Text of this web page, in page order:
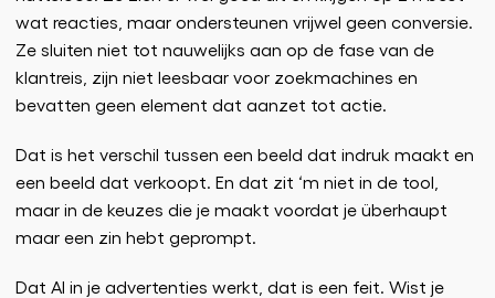
wat reacties, maar ondersteunen vrijwel geen conversie.
Ze sluiten niet tot nauwelijks aan op de fase van de
klantreis, zijn niet leesbaar voor zoekmachines en
bevatten geen element dat aanzet tot actie.
Dat is het verschil tussen een beeld dat indruk maakt en
een beeld dat verkoopt. En dat zit ‘m niet in de tool,
maar in de keuzes die je maakt voordat je überhaupt
maar een zin hebt geprompt.
Dat AI in je advertenties werkt, dat is een feit. Wist je